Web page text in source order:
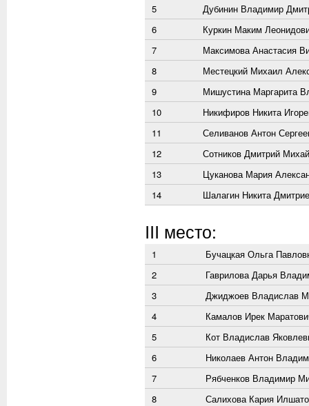
5
Дубинин Владимир
6
Куркин Маким
7
Максимова Анастасия
8
Местецкий Михаил
9
Мишустина Маргарита
10
Никифиров Никита
11
Селиванов Антон
12
Сотников Дмитрий
13
Цуканова Мария
14
Шалагин Никита
III место:
1
Бучацкая Ольга
2
Гаврилова Дарья
3
Джиджоев Владислав
4
Камалов Ирек
5
Кот Владислав
6
Николаев Антон
7
Рябченков Владимир
8
Салихова Кария